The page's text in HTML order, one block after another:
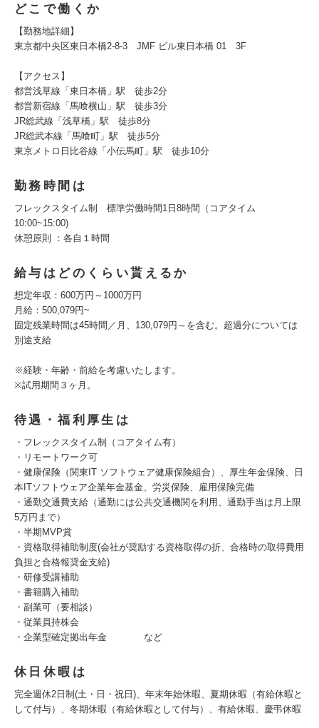
どこで働くか
【勤務地詳細】
東京都中央区東日本橋2-8-3 JMF ビル東日本橋 01 3F
【アクセス】
都営浅草線「東日本橋」駅 徒歩2分
都営新宿線「馬喰横山」駅 徒歩3分
JR総武線「浅草橋」駅 徒歩8分
JR総武本線「馬喰町」駅 徒歩5分
東京メトロ日比谷線「小伝馬町」駅 徒歩10分
勤務時間は
フレックスタイム制 標準労働時間1日8時間（コアタイム
10:00~15:00)
休憩原則 ：各自１時間
給与はどのくらい貰えるか
想定年収：600万円～1000万円
月給：500,079円~
固定残業時間は45時間／月、130,079円～を含む。超過分については
別途支給
※経験・年齢・前給を考慮いたします。
※試用期間３ヶ月。
待遇・福利厚生は
・フレックスタイム制（コアタイム有）
・リモートワーク可
・健康保険（関東IT ソフトウェア健康保険組合）、厚生年金保険、日
本ITソフトウェア企業年金基金、労災保険、雇用保険完備
・通勤交通費支給（通勤には公共交通機関を利用、通勤手当は月上限
5万円まで）
・半期MVP賞
・資格取得補助制度(会社が奨励する資格取得の折、合格時の取得費用
負担と合格報奨金支給)
・研修受講補助
・書籍購入補助
・副業可（要相談）
・従業員持株会
・企業型確定拠出年金 など
休日休暇は
完全週休2日制(土・日・祝日)、年末年始休暇、夏期休暇（有給休暇と
して付与）、冬期休暇（有給休暇として付与）、有給休暇、慶弔休暇